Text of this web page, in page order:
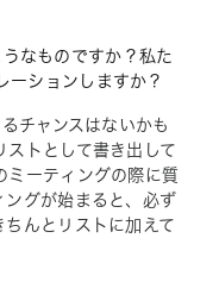
うなものですか？私た
ーションしますか？
チャンスはないかも
ストとして書き出して
ミーティングの際に質
ングが始まると、必ず
んとリストに加えて